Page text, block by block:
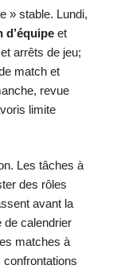
» stable. Lundi,
d’équipe et
arrêts de jeu;
match et
revue
limite
Les tâches à
des rôles
avant la
de calendrier
matches à
confrontations